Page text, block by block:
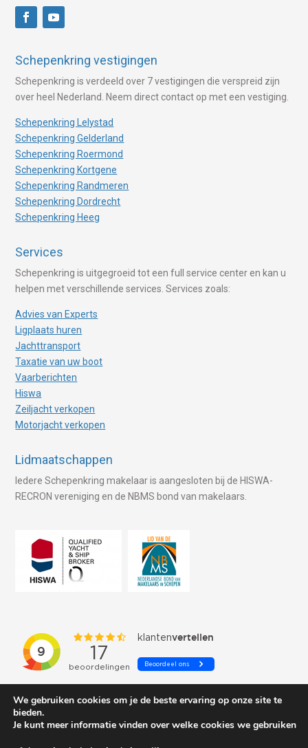
Schepenkring vestigingen
Schepenkring is verdeeld over 7 vestigingen die verspreid zijn
over heel Nederland. Neem direct contact op met een vestiging.
Schepenkring Lelystad
Schepenkring Gelderland
Schepenkring Roermond
Schepenkring Kortgene
Schepenkring Randmeren
Schepenkring Dordrecht
Schepenkring Heeg
Services
Schepenkring is uitgegroeid tot een full service center en kan u
helpen met verschillende services. Services zoals:
Advies van Experts
Ligplaats huren
Jachttransport
Taxatie van uw boot
Vaarberichten
Hiswa
Zeiljacht verkopen
Motorjacht verkopen
Lidmaatschappen
Iedere Schepenkring makelaar is aangesloten bij de HISWA-
RECRON vereniging en de NBMS bond van makelaars.
We gebruiken cookies om je de beste ervaring op onze site te
bieden.
Je kunt meer informatie vinden over welke cookies we gebruiken